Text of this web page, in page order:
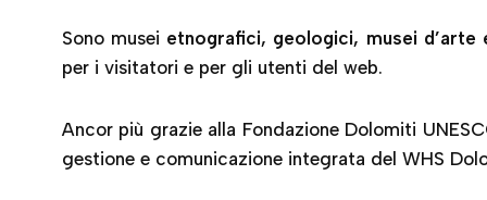
Sono musei etnografici, geologici, musei d’arte
per i visitatori e per gli utenti del web.
Ancor più grazie alla Fondazione Dolomiti
gestione e comunicazione integrata del WHS